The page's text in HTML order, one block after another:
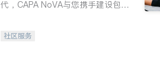
代，CAPA NoVA与您携手建设包
社区服务